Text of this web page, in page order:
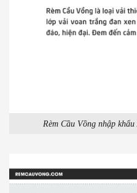
Rèm Cầu Vồng nhập